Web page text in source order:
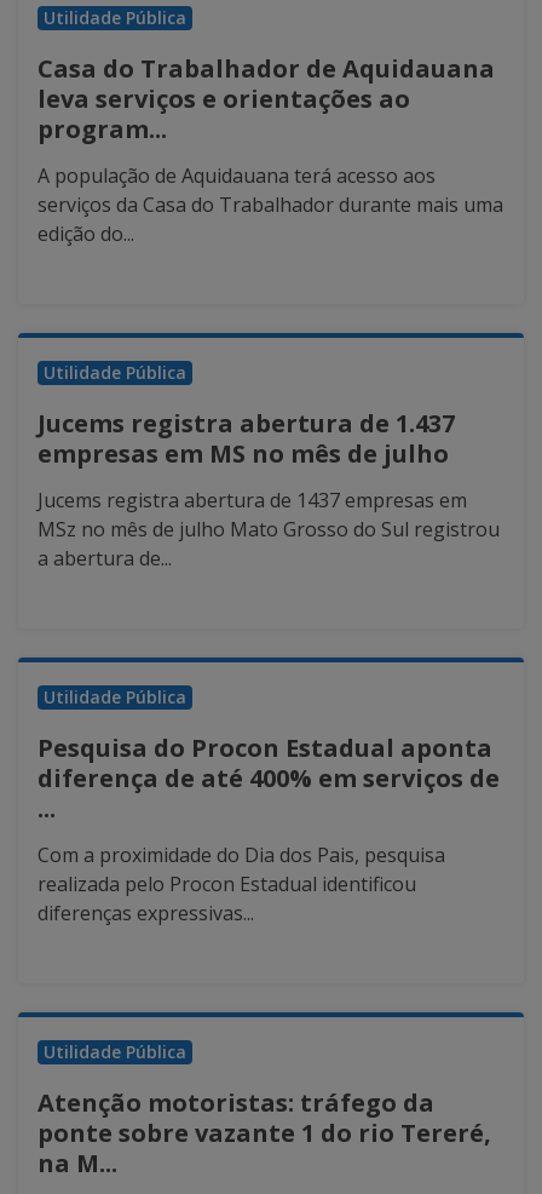
Utilidade Pública
Casa do Trabalhador de Aquidauana
leva serviços e orientações ao
program...
A população de Aquidauana terá acesso aos
serviços da Casa do Trabalhador durante mais uma
edição do...
Utilidade Pública
Jucems registra abertura de 1.437
empresas em MS no mês de julho
Jucems registra abertura de 1437 empresas em
MSz no mês de julho Mato Grosso do Sul registrou
a abertura de...
Utilidade Pública
Pesquisa do Procon Estadual aponta
diferença de até 400% em serviços de
...
Com a proximidade do Dia dos Pais, pesquisa
realizada pelo Procon Estadual identificou
diferenças expressivas...
Utilidade Pública
Atenção motoristas: tráfego da
ponte sobre vazante 1 do rio Tereré,
na M...